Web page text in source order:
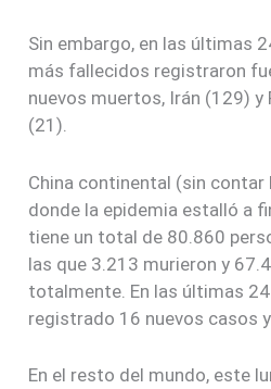
Sin embargo, en las últimas
más fallecidos registraron
nuevos muertos, Irán (129) y
(21).
China continental (sin contar
donde la epidemia estalló a
tiene un total de 80.860
las que 3.213 murieron y
totalmente. En las últimas
registrado 16 nuevos casos
En el resto del mundo, este